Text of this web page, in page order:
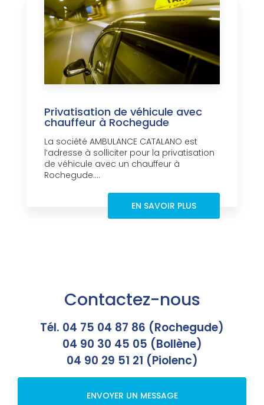
Privatisation de véhicule avec
chauffeur à Rochegude
La société AMBULANCE CATALANO est
l’adresse à solliciter pour la privatisation
de véhicule avec un chauffeur à
Rochegude....
EN SAVOIR PLUS
Contactez-nous
Tél. 04 75 04 87 86 (Rochegude)
04 90 30 45 05 (Bollène)
04 90 29 51 21 (Piolenc)
ENVOYER UN MESSAGE